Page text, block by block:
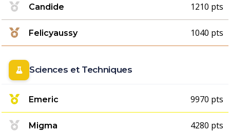
Candide 1210 pts
Felicyaussy 1040 pts
Sciences et Techniques
Emeric 9970 pts
Migma 4280 pts